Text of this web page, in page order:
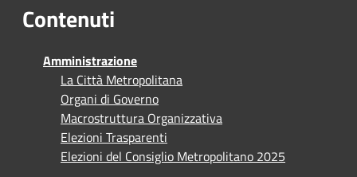
Contenuti
Amministrazione
La Città Metropolitana
Organi di Governo
Macrostruttura Organizzativa
Elezioni Trasparenti
Elezioni del Consiglio Metropolitano 2025